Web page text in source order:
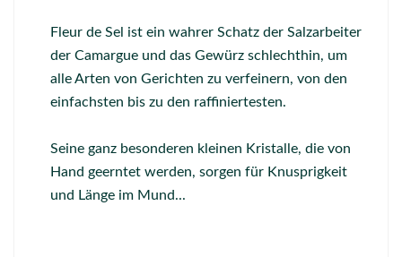
Fleur de Sel ist ein wahrer Schatz der Salzarbeiter
der Camargue und das Gewürz schlechthin, um
alle Arten von Gerichten zu verfeinern, von den
einfachsten bis zu den raffiniertesten.
Seine ganz besonderen kleinen Kristalle, die von
Hand geerntet werden, sorgen für Knusprigkeit
und Länge im Mund...